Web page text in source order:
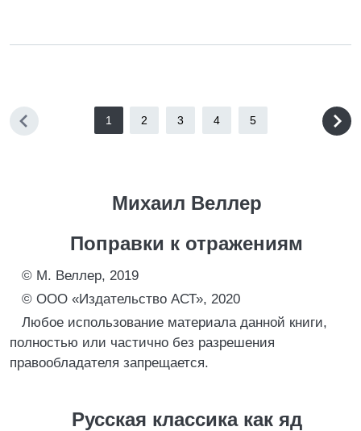
1 2 3 4 5
Михаил Веллер
Поправки к отражениям
© М. Веллер, 2019
© ООО «Издательство АСТ», 2020
Любое использование материала данной книги,
полностью или частично без разрешения
правообладателя запрещается.
Русская классика как яд